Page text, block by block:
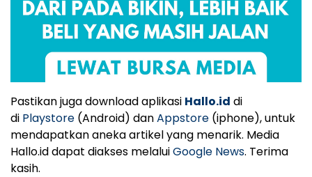
Pastikan juga download aplikasi Hallo.id di
di Playstore (Android) danAppstore (iphone), untuk
mendapatkan aneka artikel yang menarik. Media
Hallo.id dapat diakses melaluiGoogle News. Terima
kasih.